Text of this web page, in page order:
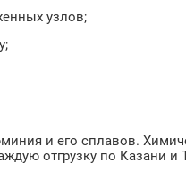
узлов;
и его сплавов.
отгрузку по Казани и